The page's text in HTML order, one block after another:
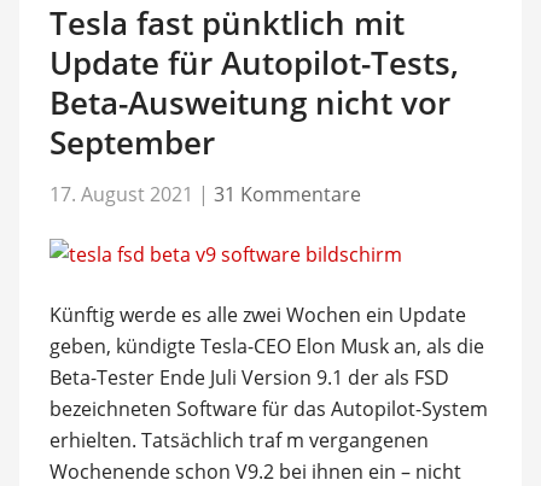
Tesla fast pünktlich mit
Update für Autopilot-Tests,
Beta-Ausweitung nicht vor
September
17. August 2021 | 31 Kommentare
Künftig werde es alle zwei Wochen ein Update
geben, kündigte Tesla-CEO Elon Musk an, als die
Beta-Tester Ende Juli Version 9.1 der als FSD
bezeichneten Software für das Autopilot-System
erhielten. Tatsächlich traf m vergangenen
Wochenende schon V9.2 bei ihnen ein – nicht